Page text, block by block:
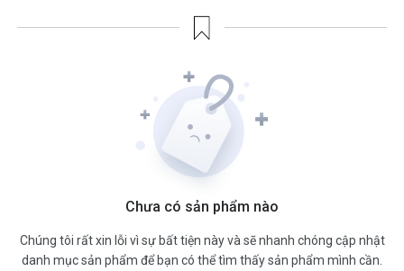
Chưa có sản phẩm nào
Chúng tôi rất xin lỗi vì sự bất tiện này và sẽ nhanh chóng cập nhật
danh mục sản phẩm để bạn có thể tìm thấy sản phẩm mình cần.